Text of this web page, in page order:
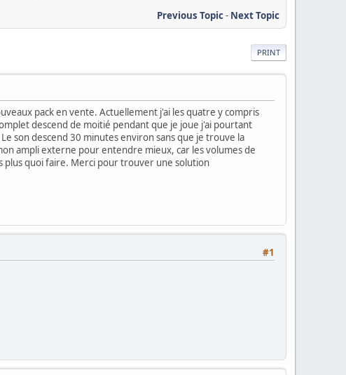
Previous Topic- Next Topic
PRINT
pack en vente. Actuellement j'ai les quatre y compris
descend de moitié pendant que je joue j'ai pourtant
son descend 30 minutes environ sans que je trouve la
ampli externe pour entendre mieux, car les volumes de
plus quoi faire. Merci pour trouver une solution
#1